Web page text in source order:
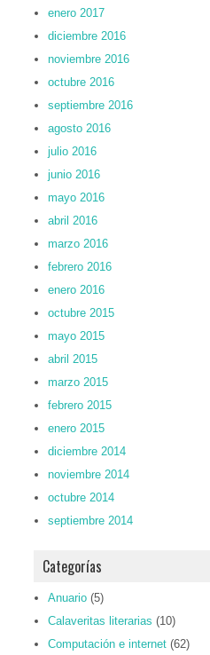
enero 2017
diciembre 2016
noviembre 2016
octubre 2016
septiembre 2016
agosto 2016
julio 2016
junio 2016
mayo 2016
abril 2016
marzo 2016
febrero 2016
enero 2016
octubre 2015
mayo 2015
abril 2015
marzo 2015
febrero 2015
enero 2015
diciembre 2014
noviembre 2014
octubre 2014
septiembre 2014
Categorías
Anuario (5)
Calaveritas literarias (10)
Computación e internet (62)